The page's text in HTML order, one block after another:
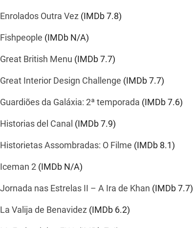
Enrolados Outra Vez (IMDb7.8)
Fishpeople (IMDb N/A)
Great British Menu (IMDb7.7)
Great Interior Design Challenge (IMDb7.7)
Guardiões da Galáxia: 2ª temporada (IMDb7.6)
Historias del Canal (IMDb7.9)
Historietas Assombradas: O Filme (IMDb 8.1)
Iceman 2 (IMDb N/A)
Jornada nas Estrelas II – A Ira de Khan (IMDb7.7)
La Valija de Benavidez (IMDb 6.2)